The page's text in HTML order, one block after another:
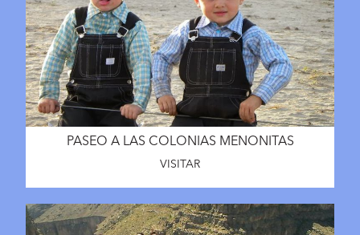
PASEO A LAS COLONIAS MENONITAS
VISITAR